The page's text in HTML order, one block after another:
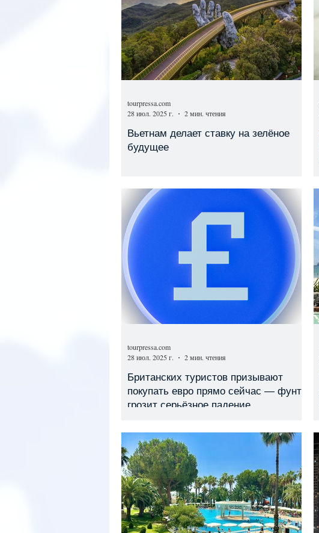
Вьетнам делает ставку на зелёное
будущее
tourpressa.com
28 июл. 2025 г.
2 мин. чтения
Британских туристов призывают
покупать евро прямо сейчас — фунту
грозит серьёзное падение
tourpressa.com
28 июл. 2025 г.
2 мин. чтения